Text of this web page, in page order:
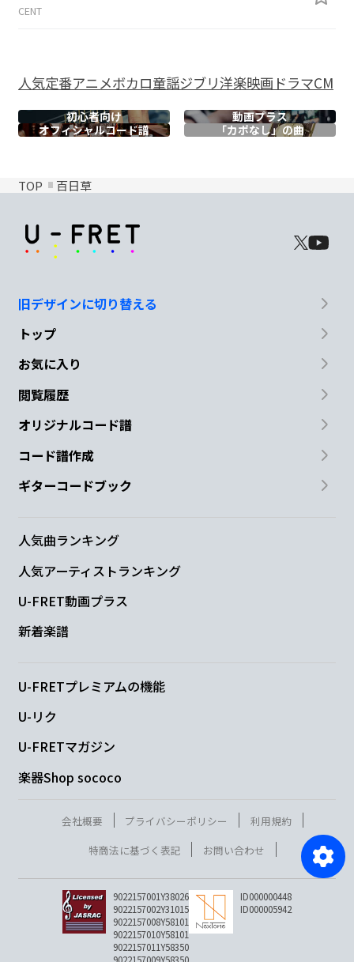
CENT
人気定番アニメボカロ童謡ジブリ洋楽映画ドラマCM
初心者向け
動画プラス
オフィシャルコード譜 「カポなし」の曲
TOP 百日草
旧デザインに切り替える
トップ
お気に入り
閲覧履歴
オリジナルコード譜
コード譜作成
ギターコードブック
人気曲ランキング
人気アーティストランキング
U-FRET動画プラス
新着楽譜
U-FRETプレミアムの機能
U-リク
U-FRETマガジン
楽器Shop sococo
会社概要 プライバシーポリシー
利用規約
特商法に基づく表記
お問い合わせ
9022157001Y38026
9022157002Y31015
9022157008Y58101
9022157010Y58101
9022157011Y58350
9022157009Y58350
ID000000448
ID000005942